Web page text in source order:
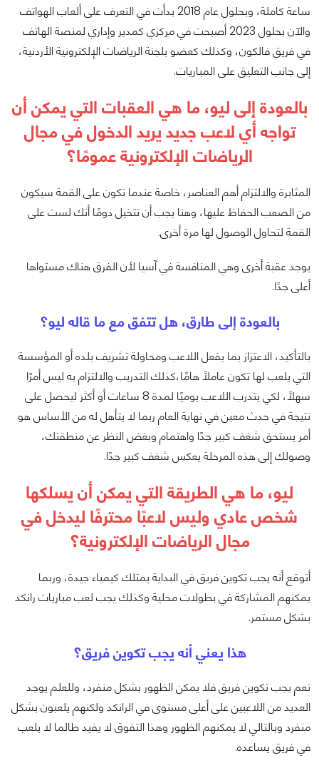
ساعة كاملة، وبحلول عام 2018 بدأت في التعرف على ألعاب الهواتف
والآن بحلول 2023 أصبحت في مركزي كمدير وإداري لمنصة الهاتف
في فريق فالكون، وكذلك كعضو بلجنة الرياضات الإلكترونية الأردنية،
إلى جانب التعليق على المباريات.
بالعودة إلى ليو، ما هي العقبات التي يمكن أن
تواجه أي لاعب جديد يريد الدخول في مجال
الرياضات الإلكترونية عمومًا؟
المثابرة والالتزام أهم العناصر، خاصة عندما تكون على القمة سيكون
من الصعب الحفاظ عليها، وهنا يجب أن تتخيل دومًا أنك لست على
القمة لتحاول الوصول لها مرة أخرى.
يوجد عقبة أخرى وهي المنافسة في آسيا لأن الفرق هناك مستواها
أعلى جدًا.
بالعودة إلى طارق، هل تتفق مع ما قاله ليو؟
بالتأكيد، الاعتزاز بما يفعل اللاعب ومحاولة تشريف بلده أو المؤسسة
التي يلعب لها تكون عاملًا هامًا،كذلك التدريب والالتزام به ليس أمرًا
سهلًا، لكي يتدرب اللاعب يوميًا لمدة 8 ساعات أو أكثر ليحصل على
نتيجة في حدث معين في نهاية العام ربما لا يتأهل له من الأساس هو
أمر يستحق شغف كبير جدًا واهتمام وبغض النظر عن منطقتك،
وصولك إلى هذه المرحلة يعكس شغف كبير جدًا.
ليو، ما هي الطريقة التي يمكن أن يسلكها
شخص عادي وليس لاعبًا محترفًا ليدخل في
مجال الرياضات الإلكترونية؟
أتوقع أنه يجب تكوين فريق في البداية يمتلك كيمياء جيدة، وربما
يمكنهم المشاركة في بطولات محلية وكذلك يجب لعب مباريات رانكد
بشكل مستمر.
هذا يعني أنه يجب تكوين فريق؟
نعم يجب تكوين فريق فلا يمكن الظهور بشكل منفرد، وللعلم يوجد
العديد من اللاعبين على أعلى مستوى في الرانكد ولكنهم يلعبون بشكل
منفرد وبالتالي لا يمكنهم الظهور وهذا التفوق لا يفيد طالما لا يلعب
في فريق يساعده.